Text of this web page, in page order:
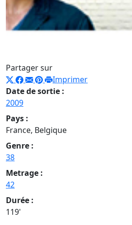
Partager sur
Imprimer
Date de sortie :
2009
Pays :
France, Belgique
Genre :
38
Metrage :
42
Durée :
119'